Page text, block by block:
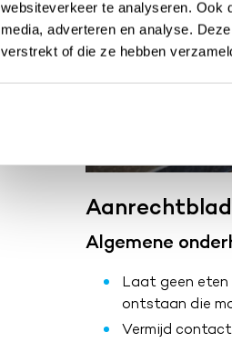
websiteverkeer te analyseren. Ook
media, adverteren en analyse.
verstrekt of die ze hebben
Aanrechtblad
Algemene
Laat geen eten
ontstaan die
Vermijd contact